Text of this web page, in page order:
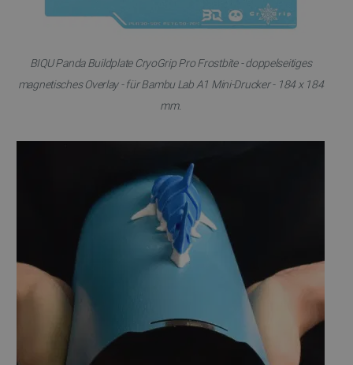
BIQU Panda Buildplate CryoGrip Pro Frostbite - doppelseitiges
magnetisches Overlay - für Bambu Lab A1 Mini-Drucker - 184 x 184
mm.